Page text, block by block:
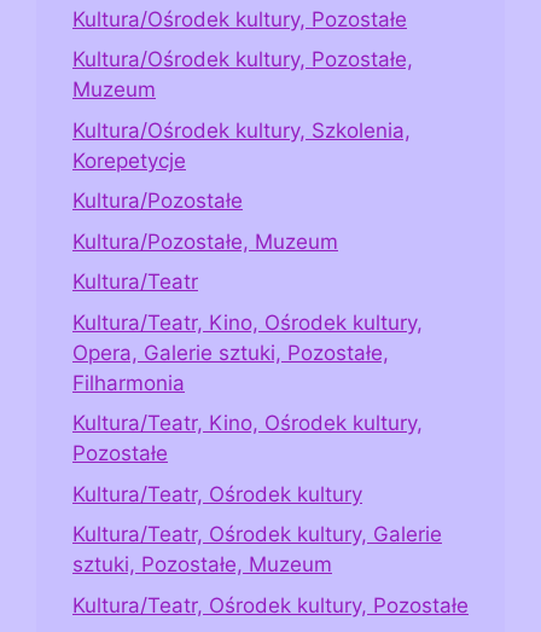
Kultura/Ośrodek kultury, Pozostałe
Kultura/Ośrodek kultury, Pozostałe,
Muzeum
Kultura/Ośrodek kultury, Szkolenia,
Korepetycje
Kultura/Pozostałe
Kultura/Pozostałe, Muzeum
Kultura/Teatr
Kultura/Teatr, Kino, Ośrodek kultury,
Opera, Galerie sztuki, Pozostałe,
Filharmonia
Kultura/Teatr, Kino, Ośrodek kultury,
Pozostałe
Kultura/Teatr, Ośrodek kultury
Kultura/Teatr, Ośrodek kultury, Galerie
sztuki, Pozostałe, Muzeum
Kultura/Teatr, Ośrodek kultury, Pozostałe